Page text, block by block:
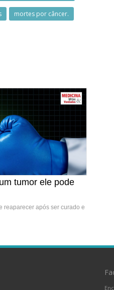
mortes por câncer.
tumor ele pode
reaparecer após ser curado e